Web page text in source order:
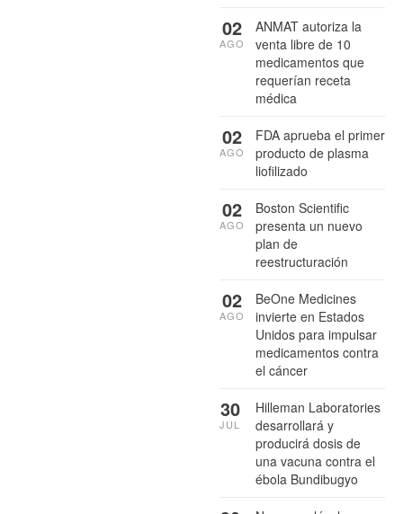
ANMAT autoriza la
venta libre de 10
medicamentos que
requerían receta
médica
02
AGO
FDA aprueba el primer
producto de plasma
liofilizado
02
AGO
Boston Scientific
presenta un nuevo
plan de
reestructuración
02
AGO
BeOne Medicines
invierte en Estados
Unidos para impulsar
medicamentos contra
el cáncer
02
AGO
Hilleman Laboratories
desarrollará y
producirá dosis de
una vacuna contra el
ébola Bundibugyo
30
JUL